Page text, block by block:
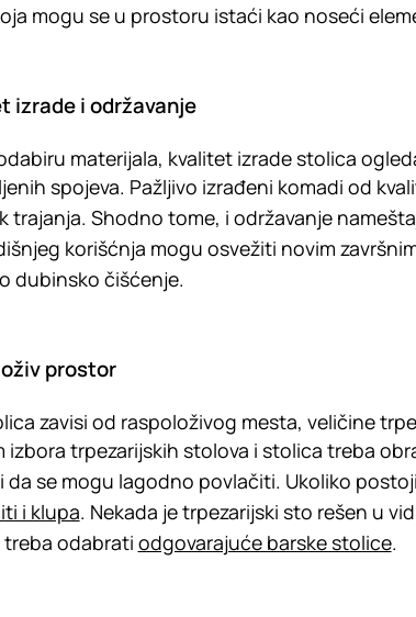
mogu se u prostoru istaći kao noseći
izrade i održavanje
materijala, kvalitet izrade stolica
spojeva. Pažljivo izrađeni komadi od
trajanja. Shodno tome, i održavanje
korišćnja mogu osvežiti novim
dubinsko čišćenje.
prostor
zavisi od raspoloživog mesta, veličine
izbora trpezarijskih stolova i stolica treba
da se mogu lagodno povlačiti. Ukoliko
i klupa. Nekada je trpezarijski sto rešen u
odabrati odgovarajuće barske stolice.